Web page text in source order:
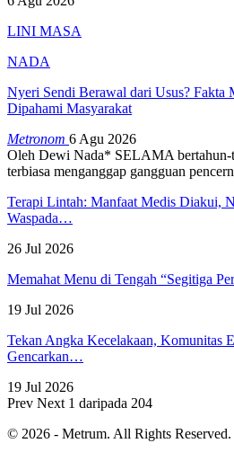
LINI MASA
NADA
Nyeri Sendi Berawal dari Usus? Fakta
Dipahami Masyarakat
Metronom 6 Agu 2026
Oleh Dewi Nada* SELAMA bertahun-
terbiasa menganggap gangguan
Terapi Lintah: Manfaat Medis Diakui,
Waspada…
26 Jul 2026
Memahat Menu di Tengah “Segitiga
19 Jul 2026
Tekan Angka Kecelakaan, Komunitas
Gencarkan…
19 Jul 2026
Prev Next 1 daripada 204
© 2026 - Metrum. All Rights Reserved.